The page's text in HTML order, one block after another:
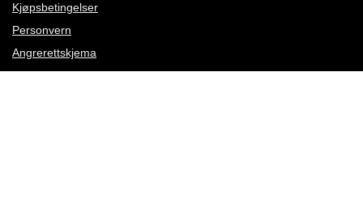
Kjøpsbetingelser
Personvern
Angrerettskjema
Kundeservice